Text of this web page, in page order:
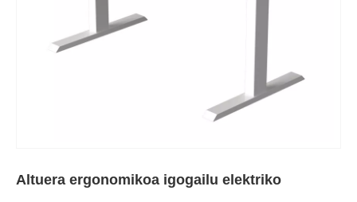
Altuera ergonomikoa igogailu elektriko